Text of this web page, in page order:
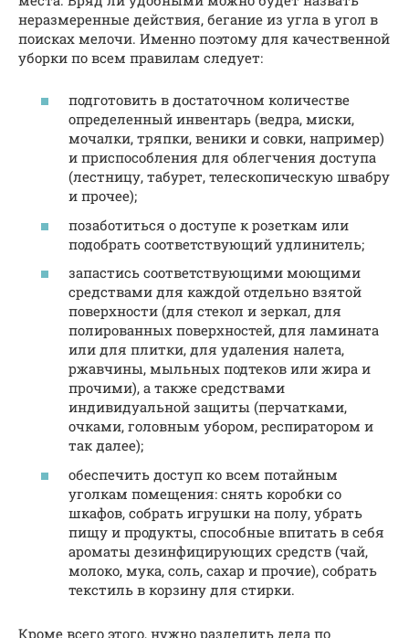
неразмеренные действия, бегание из угла в угол в
поисках мелочи. Именно поэтому для качественной
уборки по всем правилам следует:
подготовить в достаточном количестве
определенный инвентарь (ведра, миски,
мочалки, тряпки, веники и совки, например)
и приспособления для облегчения доступа
(лестницу, табурет, телескопическую швабру
и прочее);
позаботиться о доступе к розеткам или
подобрать соответствующий удлинитель;
запастись соответствующими моющими
средствами для каждой отдельно взятой
поверхности (для стекол и зеркал, для
полированных поверхностей, для ламината
или для плитки, для удаления налета,
ржавчины, мыльных подтеков или жира и
прочими), а также средствами
индивидуальной защиты (перчатками,
очками, головным убором, респиратором и
так далее);
обеспечить доступ ко всем потайным
уголкам помещения: снять коробки со
шкафов, собрать игрушки на полу, убрать
пищу и продукты, способные впитать в себя
ароматы дезинфицирующих средств (чай,
молоко, мука, соль, сахар и прочие), собрать
текстиль в корзину для стирки.
Кроме всего этого, нужно разделить дела по